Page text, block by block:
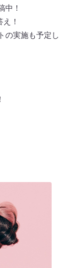
中！
！
の実施も予定し